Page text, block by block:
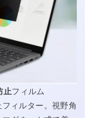
止フィルム
ィルター。視野角